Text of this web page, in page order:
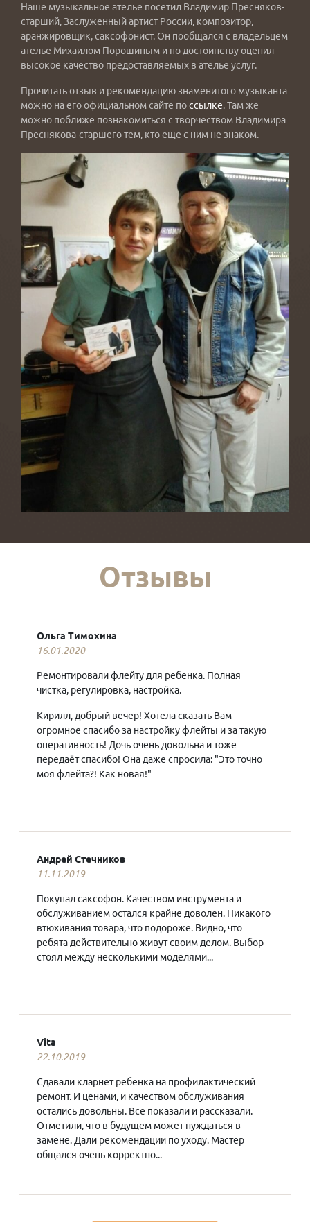
Наше музыкальное ателье посетил Владимир Пресняков-
старший, Заслуженный артист России, композитор,
аранжировщик, саксофонист. Он пообщался с владельцем
ателье Михаилом Порошиным и по достоинству оценил
высокое качество предоставляемых в ателье услуг.
Прочитать отзыв и рекомендацию знаменитого музыканта
можно на его официальном сайте поссылке. Там же
можно поближе познакомиться с творчеством Владимира
Преснякова-старшего тем, кто еще с ним не знаком.
Отзывы
Ольга Тимохина
16.01.2020
Ремонтировали флейту для ребенка. Полная
чистка, регулировка, настройка.
Кирилл, добрый вечер! Хотела сказать Вам
огромное спасибо за настройку флейты и за такую
оперативность! Дочь очень довольна и тоже
передаёт спасибо! Она даже спросила: "Это точно
моя флейта?! Как новая!"
Андрей Стечников
11.11.2019
Покупал саксофон. Качеством инструмента и
обслуживанием остался крайне доволен. Никакого
втюхивания товара, что подороже. Видно, что
ребята действительно живут своим делом. Выбор
стоял между несколькими моделями...
Vita
22.10.2019
Сдавали кларнет ребенка на профилактический
ремонт. И ценами, и качеством обслуживания
остались довольны. Все показали и рассказали.
Отметили, что в будущем может нуждаться в
замене. Дали рекомендации по уходу. Мастер
общался очень корректно...